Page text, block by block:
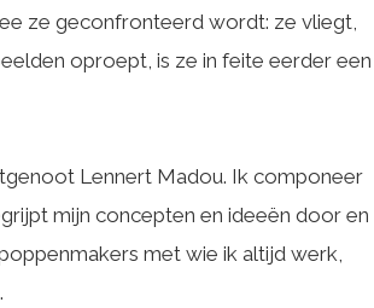
ze geconfronteerd wordt: ze vliegt,
oproept, is ze in feite eerder een
Lennert Madou. Ik componeer
mijn concepten en ideeën door en
met wie ik altijd werk,